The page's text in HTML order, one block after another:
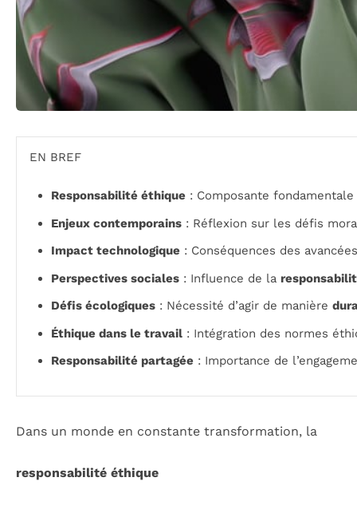
EN BREF
Responsabilité éthique : Composante
Enjeux contemporains : Réflexion sur les défis
Impact technologique : Conséquences des
Perspectives sociales : Influence de la
Défis écologiques : Nécessité d’agir de manière
Éthique dans le travail : Intégration des normes
Responsabilité partagée : Importance de
Dans un monde en constante transformation, la
responsabilité éthique